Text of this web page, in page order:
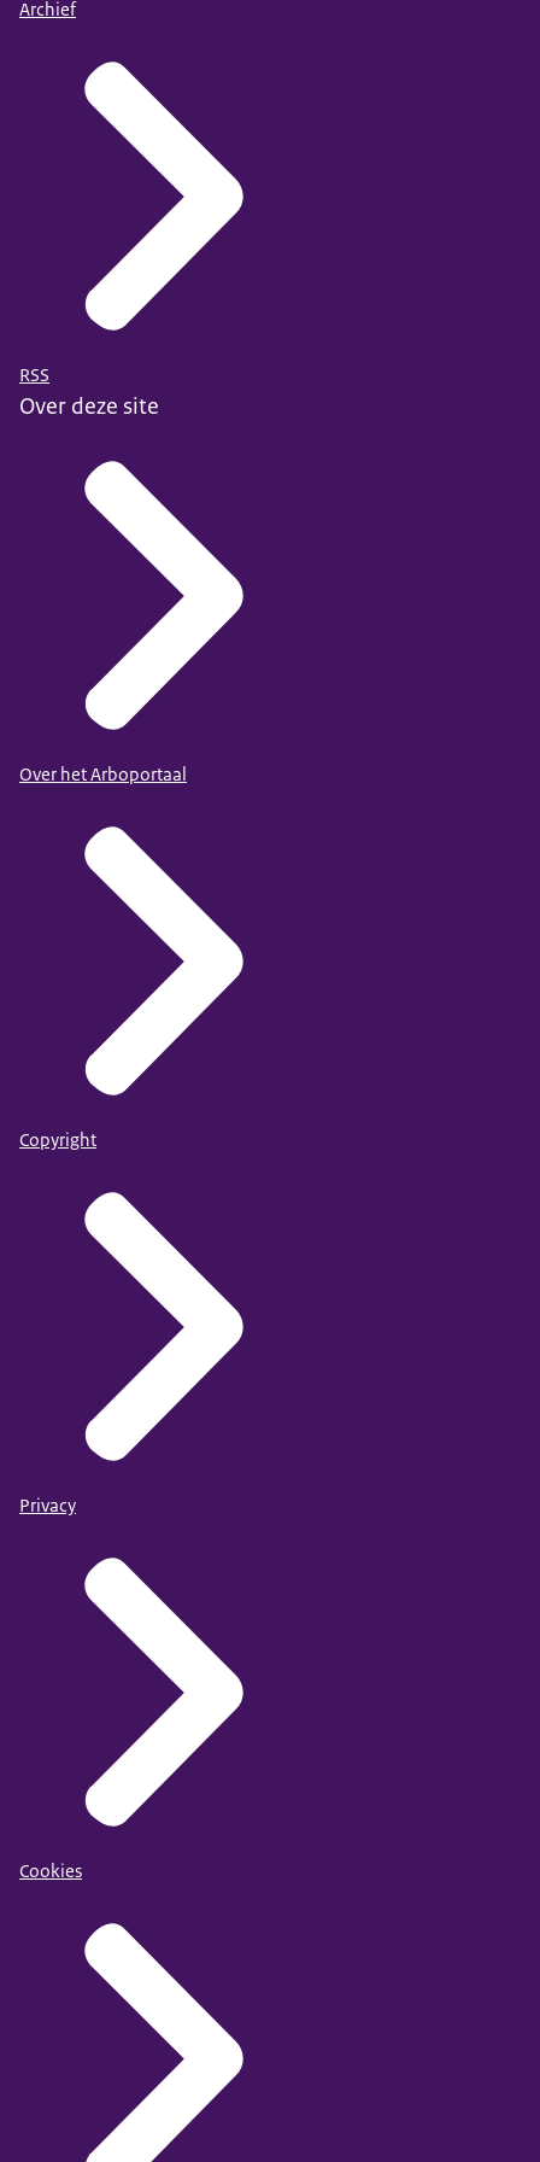
Archief
RSS
Over deze site
Over het Arboportaal
Copyright
Privacy
Cookies